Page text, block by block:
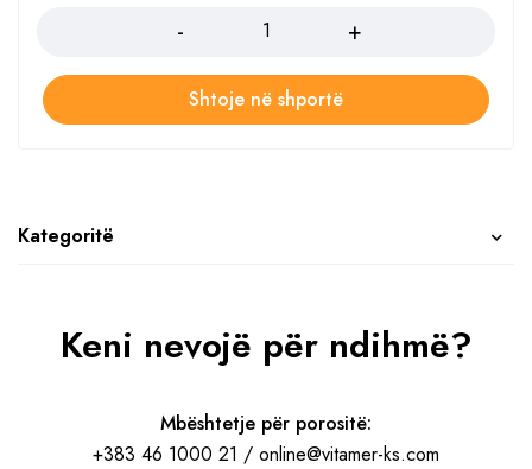
Kategoritë
Shtoje në shportë
Keni nevojë për ndihmë?
Mbështetje për porositë:
+383 46 1000 21 / online@vitamer-ks.com